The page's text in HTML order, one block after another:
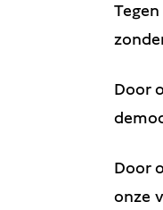
Door
Door
onze